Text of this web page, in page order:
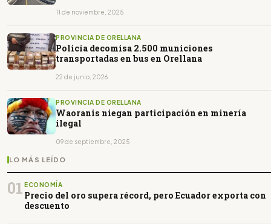
11 de noviembre, 2025
PROVINCIA DE ORELLANA
Policía decomisa 2.500 municiones
transportadas en bus en Orellana
22 de junio, 2026
PROVINCIA DE ORELLANA
Waoranis niegan participación en minería
ilegal
09 de septiembre, 2025
LO MÁS LEÍDO
01 ECONOMÍA
Precio del oro supera récord, pero Ecuador exporta con
descuento